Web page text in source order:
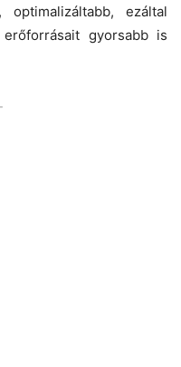
optimalizáltabb, ezáltal
gyorsabb is